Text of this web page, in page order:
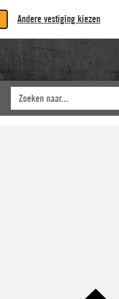
Andere vestiging kiezen